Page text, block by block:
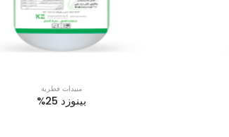
مبيدات فطرية
بينوزد 25%